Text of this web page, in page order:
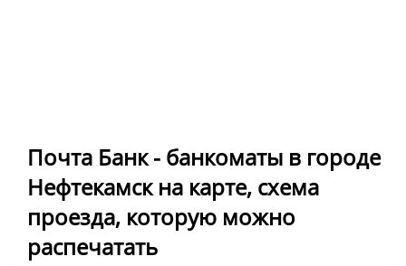
Почта Банк - банкоматы в городе
Нефтекамск на карте, схема
проезда, которую можно
распечатать